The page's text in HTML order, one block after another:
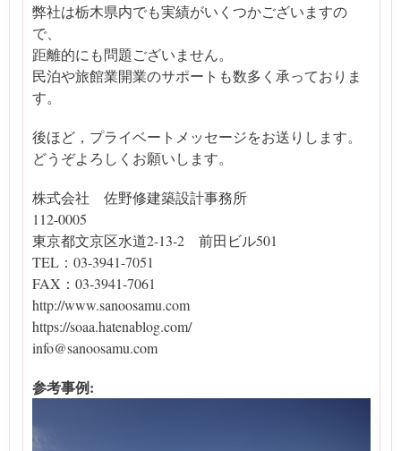
弊社は栃木県内でも実績がいくつかございますの
で、
距離的にも問題ございません。
民泊や旅館業開業のサポートも数多く承っておりま
す。
後ほど，プライベートメッセージをお送りします。
どうぞよろしくお願いします。
株式会社 佐野修建築設計事務所
112-0005
東京都文京区水道2-13-2 前田ビル501
TEL：03-3941-7051
FAX：03-3941-7061
http://www.sanoosamu.com
https://soaa.hatenablog.com/
info@sanoosamu.com
参考事例: